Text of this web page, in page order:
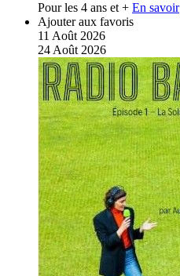
Pour les 4 ans et + En savoir
Ajouter aux favoris
11 Août 2026
24 Août 2026